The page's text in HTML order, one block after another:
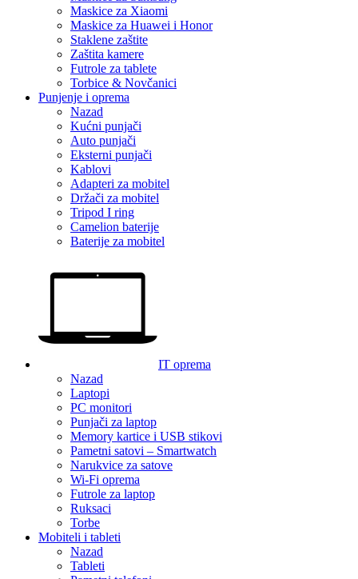
Maskice za Xiaomi
Maskice za Huawei i Honor
Staklene zaštite
Zaštita kamere
Futrole za tablete
Torbice & Novčanici
Punjenje i oprema
Nazad
Kućni punjači
Auto punjači
Eksterni punjači
Kablovi
Adapteri za mobitel
Držači za mobitel
Tripod I ring
Camelion baterije
Baterije za mobitel
IT oprema
Nazad
Laptopi
PC monitori
Punjači za laptop
Memory kartice i USB stikovi
Pametni satovi – Smartwatch
Narukvice za satove
Wi-Fi oprema
Futrole za laptop
Ruksaci
Torbe
Mobiteli i tableti
Nazad
Tableti